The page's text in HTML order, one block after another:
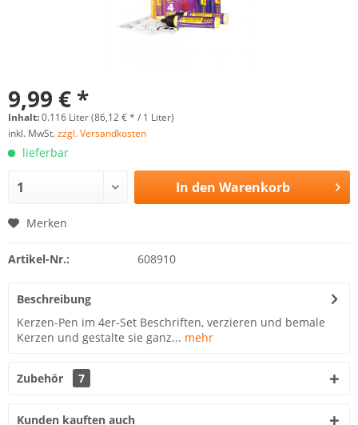
9,99 € *
Inhalt:0.116 Liter (86,12 € * / 1 Liter)
inkl. MwSt.zzgl. Versandkosten
lieferbar
In den Warenkorb
Merken
Artikel-Nr.: 608910
Beschreibung
Kerzen-Pen im 4er-Set Beschriften, verzieren und bemale
Kerzen und gestalte sie ganz... mehr
Zubehör 7
Kunden kauften auch